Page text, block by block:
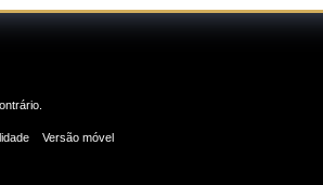
Versão móvel